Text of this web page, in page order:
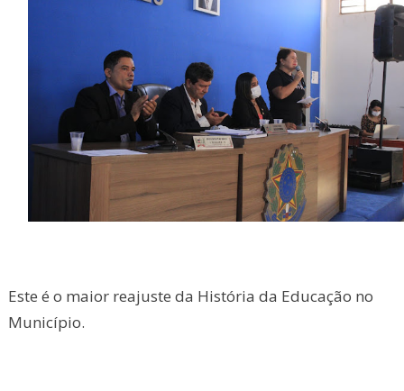
Este é o maior reajuste da História da Educação no
Município.